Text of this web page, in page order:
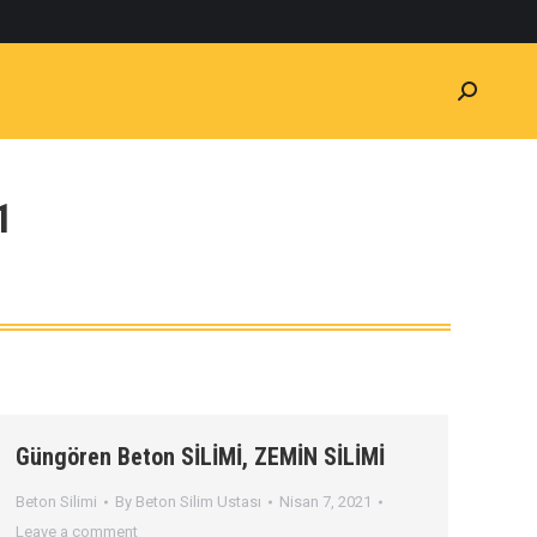
Güngören Beton SİLİMİ, ZEMİN SİLİMİ
Beton Silimi By Beton Silim Ustası
Nisan 7, 2021
Leave a comment